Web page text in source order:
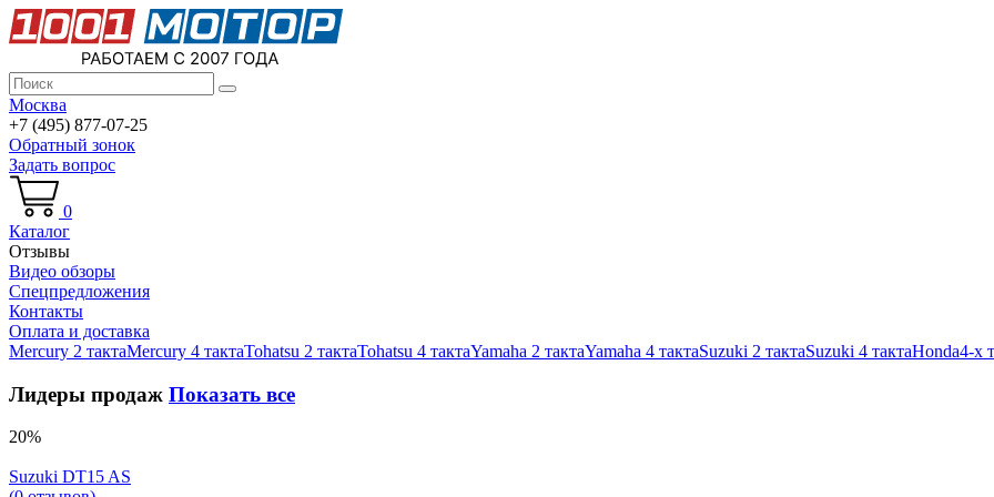
Москва
+7 (495) 877-07-25
Обратный зонок
Задать вопрос
0
Каталог
Отзывы
Видео обзоры
Спецпредложения
Контакты
Оплата и доставка
Mercury 2 тактаMercury 4 тактаTohatsu 2 тактаTohatsu 4 тактаYamaha 2 тактаYamaha 4 тактаSuzuki 2 тактаSuzuki 4 тактаHonda4-х
Лидеры продаж Показать все
20%
Suzuki DT15 AS